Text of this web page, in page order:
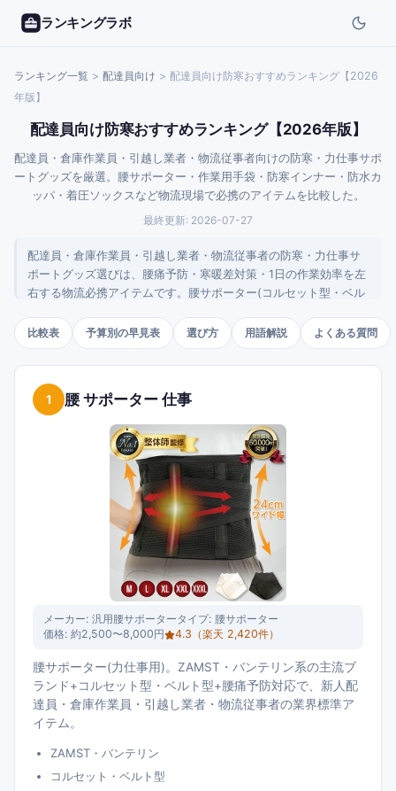
ランキングラボ
ランキング一覧 > 配達員向け > 配達員向け防寒おすすめランキング【2026
年版】
配達員向け防寒おすすめランキング【2026年版】
配達員・倉庫作業員・引越し業者・物流従事者向けの防寒・力仕事サポ
ートグッズを厳選。腰サポーター・作業用手袋・防寒インナー・防水カ
ッパ・着圧ソックスなど物流現場で必携のアイテムを比較した。
最終更新: 2026-07-27
配達員・倉庫作業員・引越し業者・物流従事者の防寒・力仕事サ
ポートグッズ選びは、腰痛予防・寒暖差対策・1日の作業効率を左
右する物流必携アイテムです。腰サポーター(コルセット型・ベル
員、引越し業者の腰痛予防対策で、3,000〜10,000円の主流価格
帯。作業用手袋(革製・ゴム製・滑り止め)は荷物運搬時の手の保護
用で、軍手500〜1,500円から本格革手袋2,000〜5,000円まで幅広
い。防寒インナー(ヒートテック・ユニクロ・ワークマン)は冬期の
屋外作業対応の必携で、半袖・長袖の使い分けが業界標準。防水
カッパ・作業ベスト・着圧ソックス・防塵マスクは、配達員・倉
庫作業員の健康維持の主流装備。新人配達員・倉庫作業員から本
格物流業者までのモデルを500円〜10,000円の価格帯で整理しま
比較表 予算別の早見表 選び方 用語解説 よくある質問
1 腰 サポーター 仕事
メーカー: 汎用腰サポータータイプ: 腰サポーター
価格: 約2,500〜8,000円 4.3 （楽天 2,420件）
腰サポーター(力仕事用)。ZAMST・バンテリン系の主流ブ
ランド+コルセット型・ベルト型+腰痛予防対応で、新人配
達員・倉庫作業員・引越し業者・物流従事者の業界標準ア
イテム。
ZAMST・バンテリン
コルセット・ベルト型